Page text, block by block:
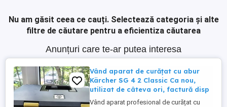
Nu am găsit ceea ce cauți. Selectează categoria și alte
filtre de căutare pentru a eficientiza căutarea
Anunțuri care te-ar putea interesa
Vând aparat de curățat cu abur
Kärcher SG 4 2 Classic Ca nou,
utilizat de câteva ori, factură disp
Vând aparat profesional de curățat cu